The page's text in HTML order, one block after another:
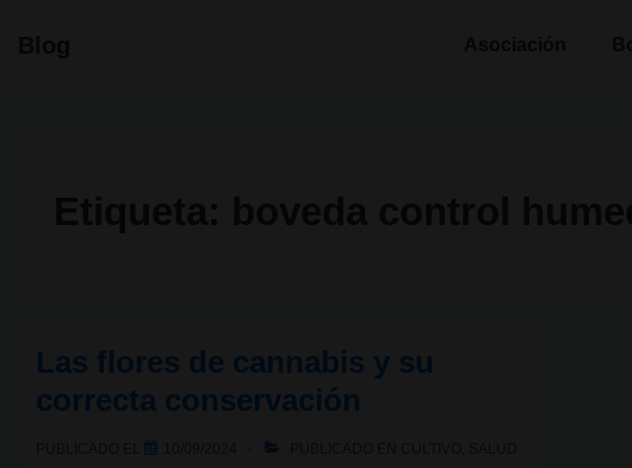
Las flores de cannabis y su
correcta conservación
PUBLICADO EL 10/09/2024 PUBLICADO EN CULTIVO
SALUD